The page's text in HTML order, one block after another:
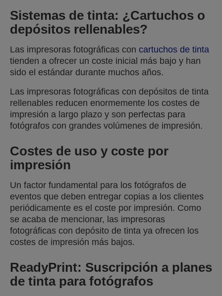
Sistemas de tinta: ¿Cartuchos o
depósitos rellenables?
Las impresoras fotográficas con cartuchos de tinta
tienden a ofrecer un coste inicial más bajo y han
sido el estándar durante muchos años.
Las impresoras fotográficas con depósitos de tinta
rellenables reducen enormemente los costes de
impresión a largo plazo y son perfectas para
fotógrafos con grandes volúmenes de impresión.
Costes de uso y coste por
impresión
Un factor fundamental para los fotógrafos de
eventos que deben entregar copias a los clientes
periódicamente es el coste por impresión. Como
se acaba de mencionar, las impresoras
fotográficas con depósito de tinta ya ofrecen los
costes de impresión más bajos.
ReadyPrint: Suscripción a planes
de tinta para fotógrafos